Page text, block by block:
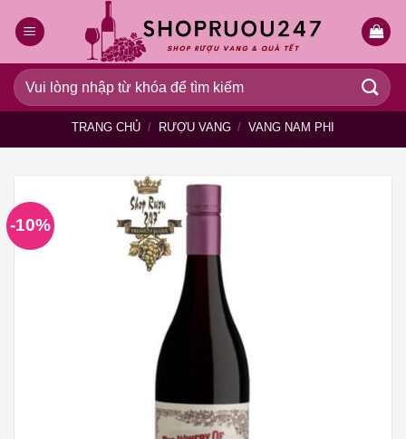
qua
dung
Tìm
kiếm:
TRANG CHỦ / RƯỢU VANG / VANG NAM PHI
-10%